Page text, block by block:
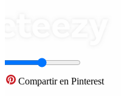
Compartir en Pinterest